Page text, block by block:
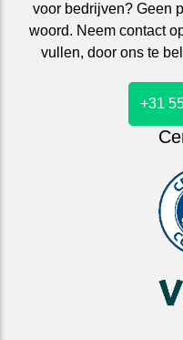
voor bedrijven? Geen
woord. Neem contact
vullen, door ons te
+31